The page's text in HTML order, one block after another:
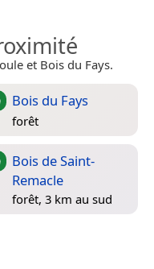
et Bois du Fays.
Bois du Fays
forêt
Bois de Saint-
Remacle
forêt, 3 km au sud